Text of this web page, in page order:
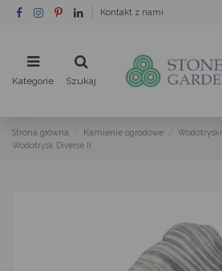
Kontakt z nami
Kategorie Szukaj
Strona główna Kamienie ogrodowe Wodotryski
Wodotrysk Diverse II